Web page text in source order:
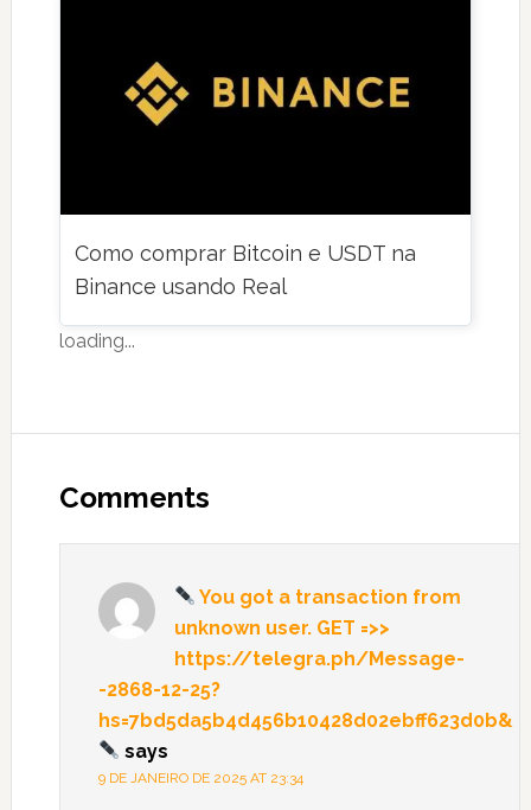
Como comprar Bitcoin e USDT na
Binance usando Real
loading...
Interactions
Comments
You got a transaction from
unknown user. GЕТ =>>
https://telegra.ph/Message-
-2868-12-25?
hs=7bd5da5b4d456b10428d02ebff623d0b&
says
9 DE JANEIRO DE 2025 AT 23:34